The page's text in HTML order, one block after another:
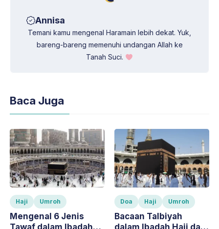
Annisa
Temani kamu mengenal Haramain lebih dekat. Yuk,
bareng-bareng memenuhi undangan Allah ke
Tanah Suci.
Baca Juga
Haji Umroh
Mengenal 6 Jenis
Doa Haji Umroh
Bacaan Talbiyah